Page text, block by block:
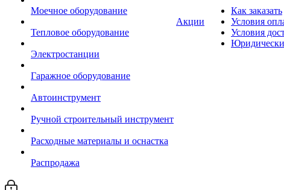
Моечное оборудование
Тепловое оборудование
Электростанции
Гаражное оборудование
Автоинструмент
Ручной строительный инструмент
Расходные материалы и оснастка
Распродажа
Акции
Как заказать
Условия
Условия